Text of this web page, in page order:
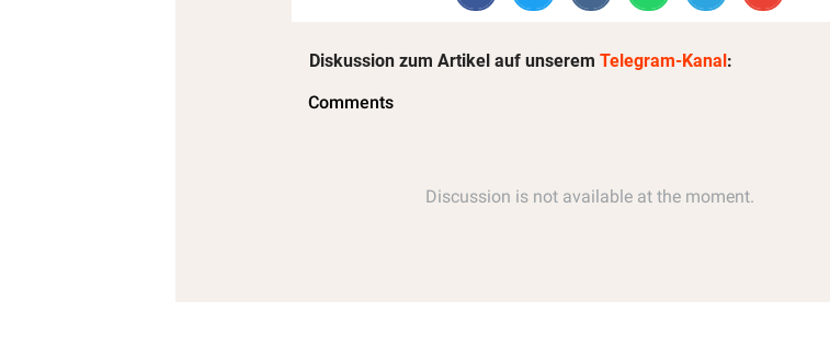
Diskussion zum Artikel auf unserem Telegram-Kanal: